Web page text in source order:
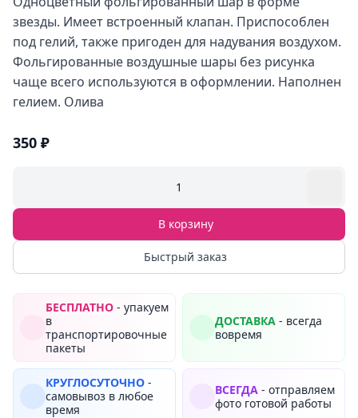
звезды. Имеет встроенный клапан. Приспособлен
под гелий, также пригоден для надувания воздухом.
Фольгированные воздушные шары без рисунка
чаще всего используются в оформлении. Наполнен
гелием. Олива
350 ₽
1
В корзину
Быстрый заказ
БЕСПЛАТНО - упакуем
в
транспортировочные
пакеты
ДОСТАВКА - всегда
вовремя
КРУГЛОСУТОЧНО -
самовывоз в любое
время
ВСЕГДА - отправляем
фото готовой работы